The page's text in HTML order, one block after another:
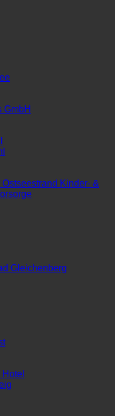
Kinder- &
Gleichenberg